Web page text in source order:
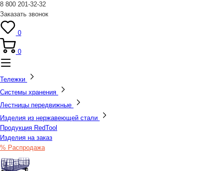
8 800 201-32-32
Заказать звонок
0
0
Тележки
Системы хранения
Лестницы передвижные
Изделия из нержавеющей стали
Продукция RedTool
Изделия на заказ
% Распродажа